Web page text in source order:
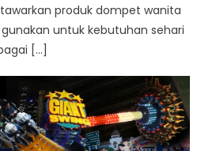
produk dompet wanita
untuk kebutuhan sehari
[…]